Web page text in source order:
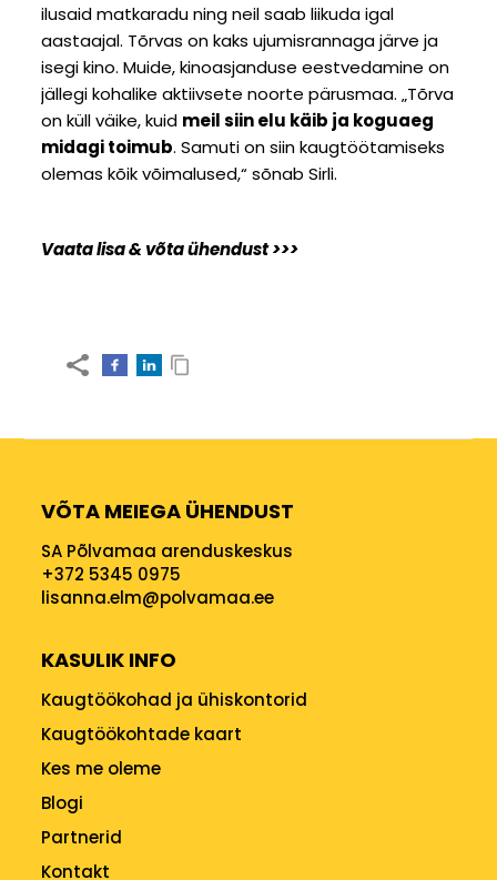
ilusaid matkaradu ning neil saab liikuda igal
aastaajal. Tõrvas on kaks ujumisrannaga järve ja
isegi kino. Muide, kinoasjanduse eestvedamine on
jällegi kohalike aktiivsete noorte pärusmaa. „Tõrva
on küll väike, kuid meil siin elu käib ja koguaeg
midagi toimub. Samuti on siin kaugtöötamiseks
olemas kõik võimalused,“ sõnab Sirli.
Vaata lisa & võta ühendust >>>
VÕTA MEIEGA ÜHENDUST
SA Põlvamaa arenduskeskus
+372 5345 0975
lisanna.elm@polvamaa.ee
KASULIK INFO
Kaugtöökohad ja ühiskontorid
Kaugtöökohtade kaart
Kes me oleme
Blogi
Partnerid
Kontakt